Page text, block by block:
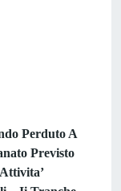
Perduto A
Previsto